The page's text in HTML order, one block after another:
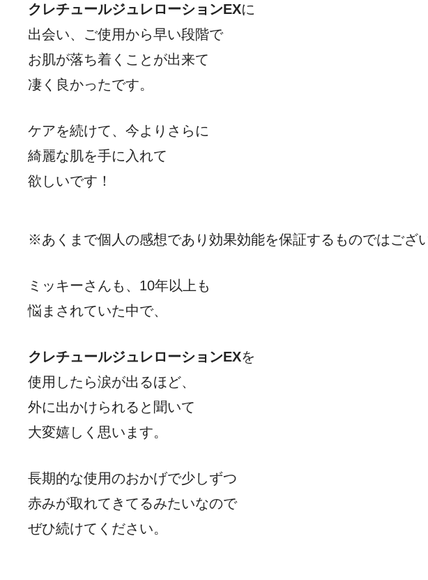
クレチュールジュレローションEXに
出会い、ご使用から早い段階で
お肌が落ち着くことが出来て
凄く良かったです。
ケアを続けて、今よりさらに
綺麗な肌を手に入れて
欲しいです！
※あくまで個人の感想であり効果効能を保証するものではござ
ミッキーさんも、10年以上も
悩まされていた中で、
クレチュールジュレローションEXを
使用したら涙が出るほど、
外に出かけられると聞いて
大変嬉しく思います。
長期的な使用のおかげで少しずつ
赤みが取れてきてるみたいなので
ぜひ続けてください。